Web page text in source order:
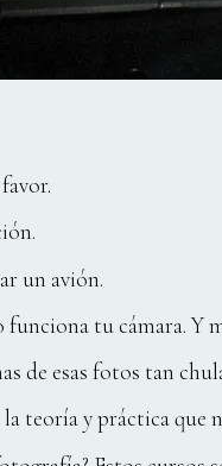
un avión.
funciona tu cámara. Y
de esas fotos tan
teoría y práctica que